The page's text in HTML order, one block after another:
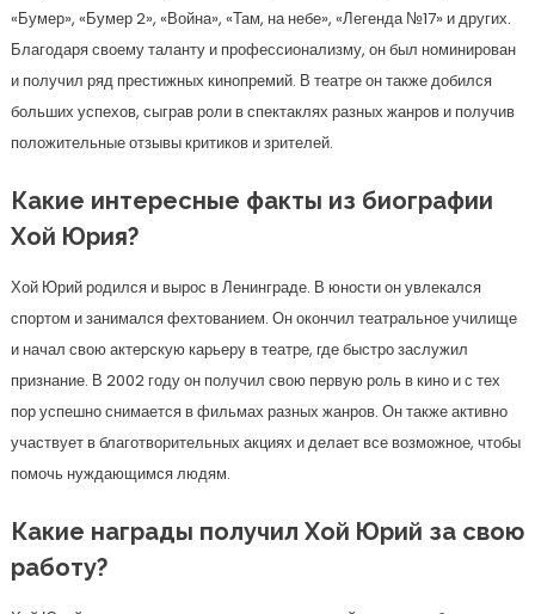
«Бумер», «Бумер 2», «Война», «Там, на небе», «Легенда №17» и других.
Благодаря своему таланту и профессионализму, он был номинирован
и получил ряд престижных кинопремий. В театре он также добился
больших успехов, сыграв роли в спектаклях разных жанров и получив
положительные отзывы критиков и зрителей.
Какие интересные факты из биографии
Хой Юрия?
Хой Юрий родился и вырос в Ленинграде. В юности он увлекался
спортом и занимался фехтованием. Он окончил театральное училище
и начал свою актерскую карьеру в театре, где быстро заслужил
признание. В 2002 году он получил свою первую роль в кино и с тех
пор успешно снимается в фильмах разных жанров. Он также активно
участвует в благотворительных акциях и делает все возможное, чтобы
помочь нуждающимся людям.
Какие награды получил Хой Юрий за свою
работу?